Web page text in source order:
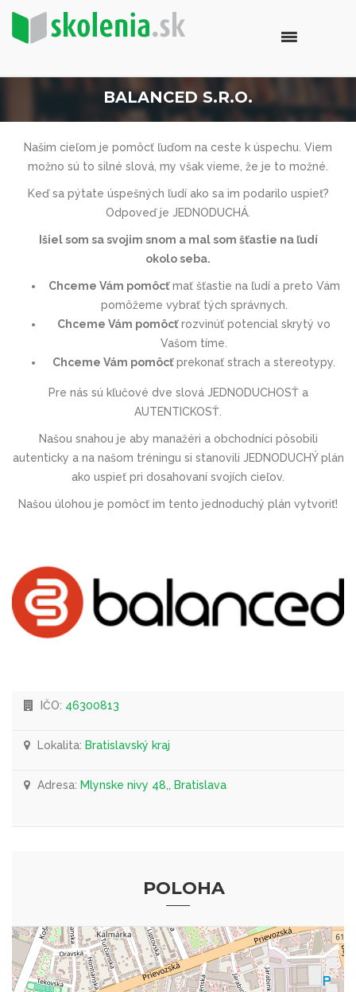
BALANCED S.R.O.
Našim cieľom je pomôcť ľuďom na ceste k úspechu. Viem
možno sú to silné slová, my však vieme, že je to možné.
Keď sa pýtate úspešných ľudí ako sa im podarilo uspieť?
Odpoveď je JEDNODUCHÁ.
Išiel som sa svojim snom a mal som šťastie na ľudí
okolo seba.
Chceme Vám pomôcťmať šťastie na ľudí a preto Vám
pomôžeme vybrať tých správnych.
Chceme Vám pomôcťrozvinúť potencial skrytý vo
Vašom tíme.
Chceme Vám pomôcťprekonať strach a stereotypy.
Pre nás sú kľučové dve slová JEDNODUCHOSŤ a
AUTENTICKOSŤ.
Našou snahou je aby manažéri a obchodníci pôsobili
autenticky a na našom tréningu si stanovili JEDNODUCHÝ plán
ako uspieť pri dosahovaní svojích cieľov.
Našou úlohou je pomôcť im tento jednoduchý plán vytvoriť!
IČO: 46300813
Lokalita: Bratislavský kraj
Adresa: Mlynske nivy 48,, Bratislava
POLOHA